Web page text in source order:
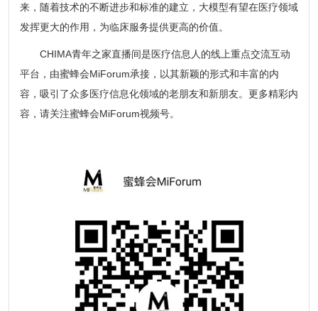
来，随着技术的不断进步和标准的建立，大模型有望在医疗领域
发挥更大的作用，为临床服务提供更高的价值。
CHIMA青年之家直播间是医疗信息人的线上重点交流互动
平台，由蜜蜂会MiForum承接，以其新颖的形式和丰富的内
容，吸引了众多医疗信息化领域的老朋友和新朋友。更多精彩内
容，请关注蜜蜂会MiForum视频号。